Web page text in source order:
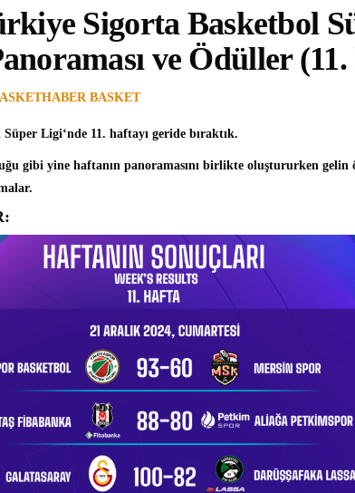
Sigorta Basketbol
ve Ödüller
BASKET
Ligi‘nde 11. haftayı geride bıraktık.
gibi yine haftanın panoramasını birlikte oluştururken